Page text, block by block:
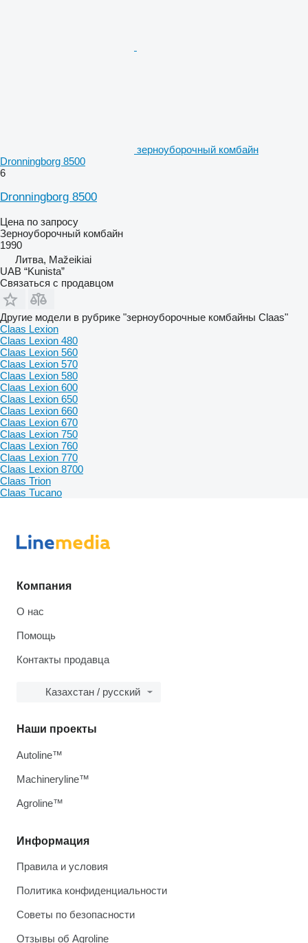
зерноуборочный комбайн
Dronningborg 8500
6
Dronningborg 8500
Цена по запросу
Зерноуборочный комбайн
1990
Литва, Mažeikiai
UAB “Kunista”
Связаться с продавцом
Другие модели в рубрике "зерноуборочные комбайны Claas"
Claas Lexion
Claas Lexion 480
Claas Lexion 560
Claas Lexion 570
Claas Lexion 580
Claas Lexion 600
Claas Lexion 650
Claas Lexion 660
Claas Lexion 670
Claas Lexion 750
Claas Lexion 760
Claas Lexion 770
Claas Lexion 8700
Claas Trion
Claas Tucano
Компания
О нас
Помощь
Контакты продавца
Казахстан / русский
Информация
Правила и условия
Политика конфиденциальности
Советы по безопасности
Отзывы об Agroline
Наши проекты
Autoline™
Machineryline™
Agroline™